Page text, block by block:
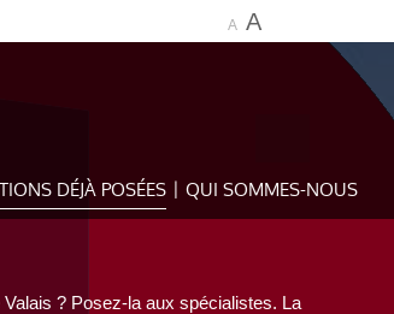
A A
DÉJÀ POSÉES QUI SOMMES-NOUS
? Posez-la aux spécialistes. La